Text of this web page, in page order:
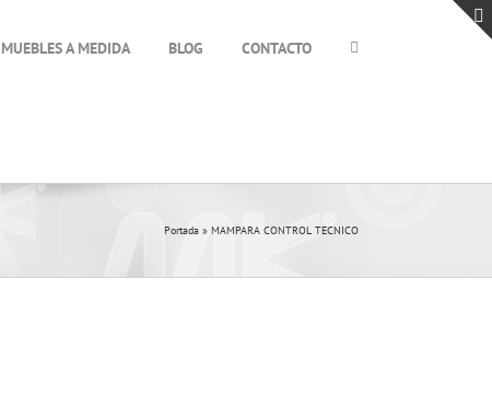
MUEBLES A MEDIDA BLOG CONTACTO
Portada » MAMPARA CONTROL TECNICO